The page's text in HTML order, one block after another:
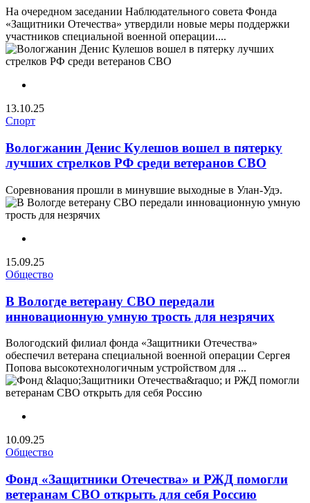
На очередном заседании Наблюдательного совета Фонда
«Защитники Отечества» утвердили новые меры поддержки
участников специальной военной операции....
13.10.25
Спорт
Вологжанин Денис Кулешов вошел в пятерку
лучших стрелков РФ среди ветеранов СВО
Соревнования прошли в минувшие выходные в Улан-Удэ.
15.09.25
Общество
В Вологде ветерану СВО передали
инновационную умную трость для незрячих
Вологодский филиал фонда «Защитники Отечества»
обеспечил ветерана специальной военной операции Сергея
Попова высокотехнологичным устройством для ...
10.09.25
Общество
Фонд «Защитники Отечества» и РЖД помогли
ветеранам СВО открыть для себя Россию